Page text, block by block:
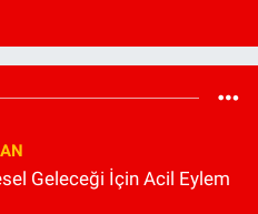
Geleceği İçin Acil Eylem